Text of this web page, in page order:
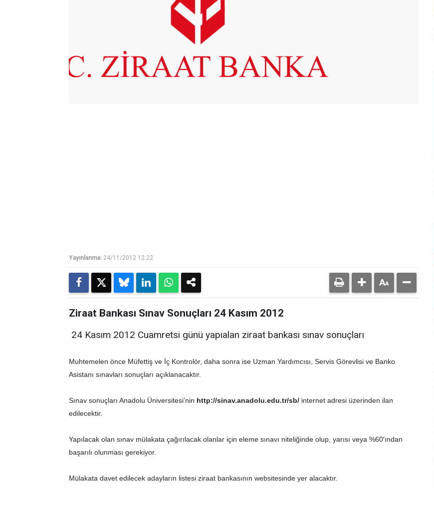
Yayınlanma: 24/11/2012 12:22
Ziraat Bankası Sınav Sonuçları 24 Kasım 2012
24 Kasım 2012 Cuamretsi günü yapıalan ziraat bankası sınav sonuçları
Muhtemelen önce Müfettiş ve İç Kontrolör, daha sonra ise Uzman Yardımcısı, Servis Görevlisi ve Banko
Asistanı sınavları sonuçları açıklanacaktır.
Sınav sonuçları Anadolu Üniversitesi’nin http://sinav.anadolu.edu.tr/sb/ internet adresi üzerinden ilan
edilecektir.
Yapılacak olan sınav mülakata çağırılacak olanlar için eleme sınavı niteliğinde olup, yarısı veya %60′ından
başarılı olunması gerekiyor.
Mülakata davet edilecek adayların listesi ziraat bankasının websitesinde yer alacaktır.